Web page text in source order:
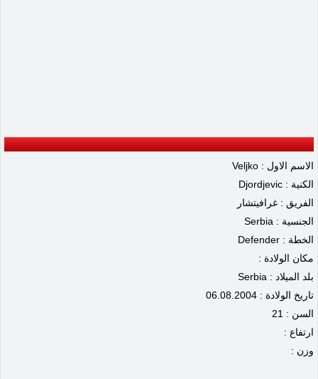
الاسم الاول : Veljko
الكنية : Djordjevic
الفريق : غرافيتشار
الجنسية : Serbia
الخطة : Defender
مكان الولادة :
بلد الميلاد : Serbia
تاريخ الولادة : 06.08.2004
السن : 21
ارتفاع :
وزن :